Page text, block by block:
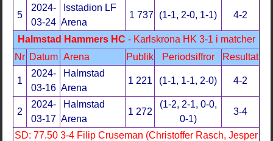
5
2024-
03-24
Isstadion LF
Arena
1 737 (1-1, 2-0, 1-1) 4-2
Halmstad Hammers HC - Karlskrona HK 3-1 i matcher
Nr Datum Arena Publik Periodsiffror Resultat
1
2024-
03-16
Halmstad
Arena
1 221 (1-1, 1-1, 2-0) 4-2
2
2024-
03-17
Halmstad
Arena
1 272
(1-2, 2-1, 0-0,
0-1)
3-4
SD: 77.50 3-4 Filip Cruseman (Christoffer Rasch, Jesper